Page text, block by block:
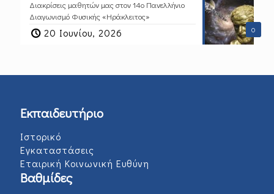
0
Διακρίσεις μαθητών μας στον 14ο Πανελλήνιο
Διαγωνισμό Φυσικής «Ηράκλειτος»
20 Ιουνίου, 2026
Εκπαιδευτήριο
Ιστορικό
Εγκαταστάσεις
Εταιρική Κοινωνική Ευθύνη
Βαθμίδες